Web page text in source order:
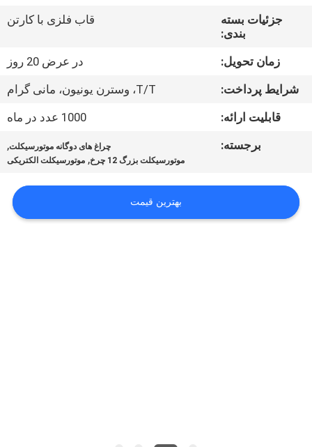
تماس
بگیرید
قول
نقشه
جزئیات بسته
بندی:
قاب فلزی با کارتن
زمان تحویل:
در عرض 20 روز
شرایط پرداخت:
T/T، وسترن یونیون، مانی گرام
قابلیت ارائه:
1000 عدد در ماه
برجسته:
چراغ های دوگانه موتورسیکلت,
موتورسیکلت بزرگ 12 چرخ , موتورسیکلت الکتریکی
بهترین قیمت